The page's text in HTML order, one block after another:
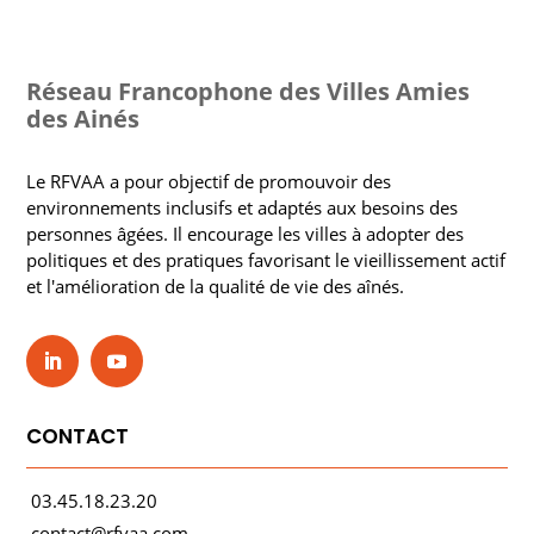
Réseau Francophone des Villes Amies
des Ainés
Le RFVAA a pour objectif de promouvoir des
environnements inclusifs et adaptés aux besoins des
personnes âgées. Il encourage les villes à adopter des
politiques et des pratiques favorisant le vieillissement actif
et l'amélioration de la qualité de vie des aînés.
CONTACT
03.45.18.23.20